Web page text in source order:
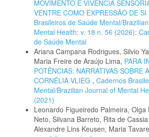
MOVIMENTO E VIVÊNCIA
VENTRE COMO EXPRESSÃO DE SI
Brasileiros de Saúde Mental/
Mental Health: v. 18 n. 56 (2026):
de Saúde Mental
Ariana Campana Rodrigues, Silvio
Maria Freire de Araújo Lima, PARA
POTÊNCIAS: NARRATIVAS SOBRE
CORNÉLIA VLIEG , Cadernos
Mental/Brazilian Journal of Mental
(2021)
Leonardo Figueiredo Palmeira, Olga
Neto, Silvana Barreto, Rita de
Alexandre Lins Keusen, Maria